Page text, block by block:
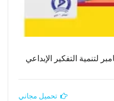
لتنمية التفكير الإبداعي
تحميل مجاني